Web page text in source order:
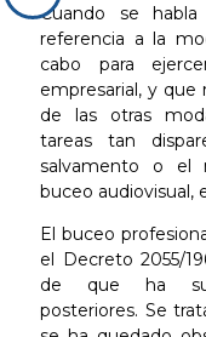
Cuando se
referencia a la
cabo para
empresarial, y que
de las otras
tareas tan
salvamento o el
buceo audiovisual,
El buceo
el Decreto 2055/
de que ha
posteriores. Se